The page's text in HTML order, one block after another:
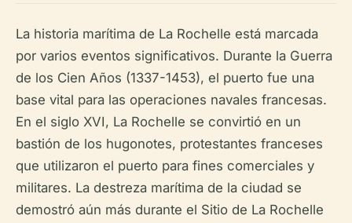
La historia marítima de La Rochelle está marcada
por varios eventos significativos. Durante la Guerra
de los Cien Años (1337-1453), el puerto fue una
base vital para las operaciones navales francesas.
En el siglo XVI, La Rochelle se convirtió en un
bastión de los hugonotes, protestantes franceses
que utilizaron el puerto para fines comerciales y
militares. La destreza marítima de la ciudad se
demostró aún más durante el Sitio de La Rochelle